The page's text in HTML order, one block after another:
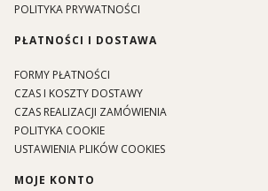
POLITYKA PRYWATNOŚCI
PŁATNOŚCI I DOSTAWA
FORMY PŁATNOŚCI
CZAS I KOSZTY DOSTAWY
CZAS REALIZACJI ZAMÓWIENIA
POLITYKA COOKIE
USTAWIENIA PLIKÓW COOKIES
MOJE KONTO